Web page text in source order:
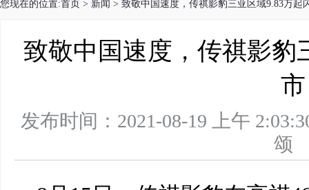
您现在的位置:首页 > 新闻 > 致敬中国速度，传祺影豹三亚区域9.83万起
致敬中国速度，传祺影豹
市
发布时间：2021-08-19 上午